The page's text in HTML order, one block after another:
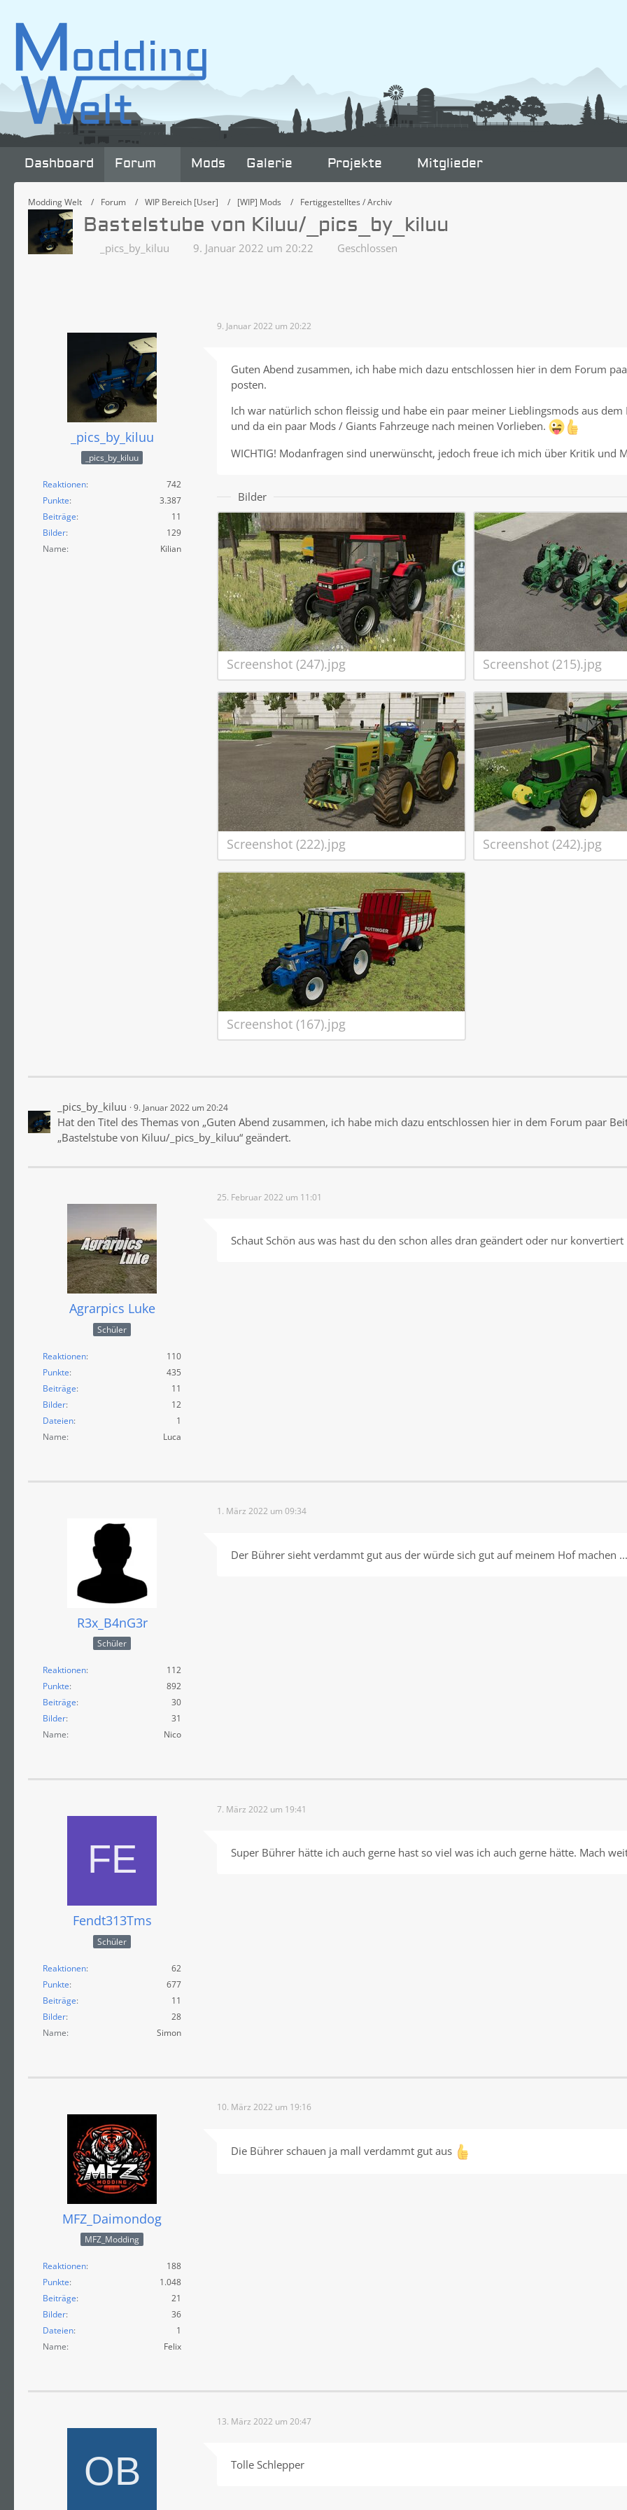
Dashboard Forum Mods Galerie Projekte Mitglieder
Modding Welt Forum WIP Bereich [User] [WIP] Mods Fertiggestelltes / Archiv
Bastelstube von Kiluu/_pics_by_kiluu
_pics_by_kiluu 9. Januar 2022 um 20:22 Geschlossen
_pics_by_kiluu
_pics_by_kiluu
Reaktionen
742
Punkte
3.387
Beiträge
11
Bilder
129
Name
Kilian
9. Januar 2022 um 20:22
Guten Abend zusammen, ich habe mich dazu entschlossen hier in dem Forum
posten.
Ich war natürlich schon fleissig und habe ein paar meiner Lieblingsmods aus
und da ein paar Mods / Giants Fahrzeuge nach meinen Vorlieben.
WICHTIG! Modanfragen sind unerwünscht, jedoch freue ich mich über Kritik und
Bilder
Screenshot (247).jpg Screenshot (215).jpg
Screenshot (222).jpg Screenshot (242).jpg
Screenshot (167).jpg
_pics_by_kiluu 9. Januar 2022 um 20:24
Hat den Titel des Themas von „Guten Abend zusammen, ich habe mich dazu entschlossen hier in dem Forum paar
„Bastelstube von Kiluu/_pics_by_kiluu“ geändert.
Agrarpics Luke
Schüler
Reaktionen
110
Punkte
435
Beiträge
11
Bilder
12
Dateien
1
Name
Luca
25. Februar 2022 um 11:01
Schaut Schön aus was hast du den schon alles dran geändert oder nur konvertiert
R3x_B4nG3r
Schüler
Reaktionen
112
Punkte
892
Beiträge
30
Bilder
31
Name
Nico
1. März 2022 um 09:34
Der Bührer sieht verdammt gut aus der würde sich gut auf meinem Hof machen ...
Fendt313Tms
Schüler
Reaktionen
62
Punkte
677
Beiträge
11
Bilder
28
Name
Simon
7. März 2022 um 19:41
Super Bührer hätte ich auch gerne hast so viel was ich auch gerne hätte. Mach
MFZ_Daimondog
MFZ_Modding
Reaktionen
188
Punkte
1.048
Beiträge
21
Bilder
36
Dateien
1
Name
Felix
10. März 2022 um 19:16
Die Bührer schauen ja mall verdammt gut aus
13. März 2022 um 20:47
Tolle Schlepper